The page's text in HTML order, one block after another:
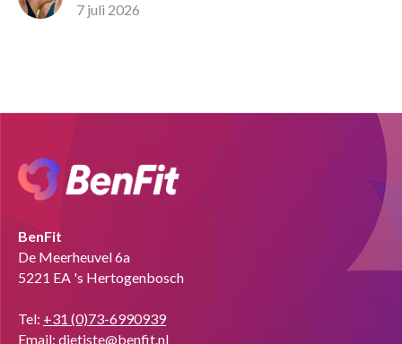
7 juli 2026
BenFit
De Meerheuvel 6a
5221 EA 's Hertogenbosch
Tel: +31 (0)73-6990939
Email: dietiste@benfit.nl